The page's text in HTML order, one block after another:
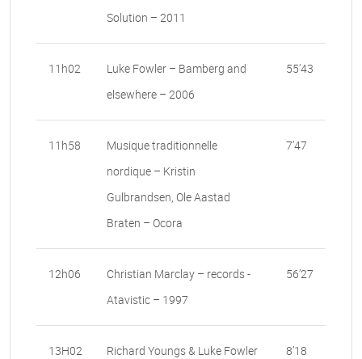
Solution – 2011
11h02
Luke Fowler – Bamberg and
elsewhere – 2006
55’43
11h58
Musique traditionnelle
nordique – Kristin
Gulbrandsen, Ole Aastad
Braten – Ocora
7’47
12h06
Christian Marclay – records -
Atavistic – 1997
56’27
13H02
Richard Youngs & Luke Fowler
8’18